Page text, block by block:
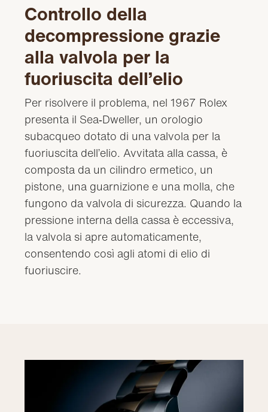
Controllo della
decompressione grazie
alla valvola per la
fuoriuscita dell’elio
Per risolvere il problema, nel 1967 Rolex
presenta il Sea‑Dweller, un orologio
subacqueo dotato di una valvola per la
fuoriuscita dell’elio. Avvitata alla cassa, è
composta da un cilindro ermetico, un
pistone, una guarnizione e una molla, che
fungono da valvola di sicurezza. Quando la
pressione interna della cassa è eccessiva,
la valvola si apre automaticamente,
consentendo così agli atomi di elio di
fuoriuscire.